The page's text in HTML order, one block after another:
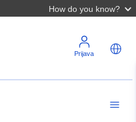
How do you know?
Prijava